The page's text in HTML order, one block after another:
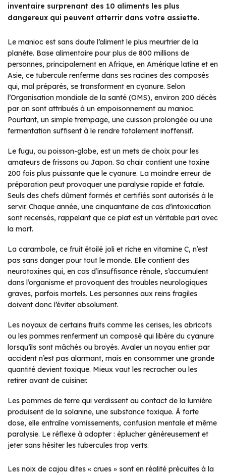
inventaire surprenant des 10 aliments les plus
dangereux qui peuvent atterrir dans votre assiette.
Le manioc est sans doute l’aliment le plus meurtrier de la
planète. Base alimentaire pour plus de 800 millions de
personnes, principalement en Afrique, en Amérique latine et en
Asie, ce tubercule renferme dans ses racines des composés
qui, mal préparés, se transforment en cyanure. Selon
l’Organisation mondiale de la santé (OMS), environ 200 décès
par an sont attribués à un empoisonnement au manioc.
Pourtant, un simple trempage, une cuisson prolongée ou une
fermentation suffisent à le rendre totalement inoffensif.
Le fugu, ou poisson-globe, est un mets de choix pour les
amateurs de frissons au Japon. Sa chair contient une toxine
200 fois plus puissante que le cyanure. La moindre erreur de
préparation peut provoquer une paralysie rapide et fatale.
Seuls des chefs dûment formés et certifiés sont autorisés à le
servir. Chaque année, une cinquantaine de cas d’intoxication
sont recensés, rappelant que ce plat est un véritable pari avec
la mort.
La carambole, ce fruit étoilé joli et riche en vitamine C, n’est
pas sans danger pour tout le monde. Elle contient des
neurotoxines qui, en cas d’insuffisance rénale, s’accumulent
dans l’organisme et provoquent des troubles neurologiques
graves, parfois mortels. Les personnes aux reins fragiles
doivent donc l’éviter absolument.
Les noyaux de certains fruits comme les cerises, les abricots
ou les pommes renferment un composé qui libère du cyanure
lorsqu’ils sont mâchés ou broyés. Avaler un noyau entier par
accident n’est pas alarmant, mais en consommer une grande
quantité devient toxique. Mieux vaut les recracher ou les
retirer avant de cuisiner.
Les pommes de terre qui verdissent au contact de la lumière
produisent de la solanine, une substance toxique. À forte
dose, elle entraîne vomissements, confusion mentale et même
paralysie. Le réflexe à adopter : éplucher généreusement et
jeter sans hésiter les tubercules trop verts.
Les noix de cajou dites « crues » sont en réalité précuites à la